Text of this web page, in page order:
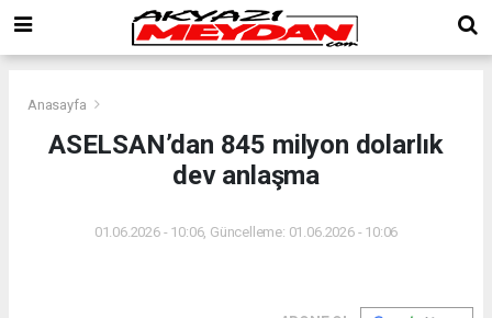
Anasayfa
ASELSAN’dan 845 milyon dolarlık
dev anlaşma
01.06.2026 - 10:06, Güncelleme: 01.06.2026 - 10:06